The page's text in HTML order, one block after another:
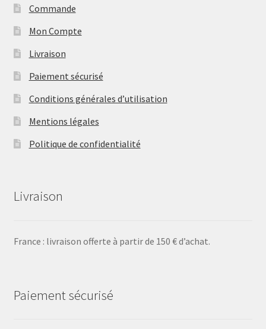
Commande
Mon Compte
Livraison
Paiement sécurisé
Conditions générales d’utilisation
Mentions légales
Politique de confidentialité
Livraison
France : livraison offerte à partir de 150 € d’achat.
Paiement sécurisé